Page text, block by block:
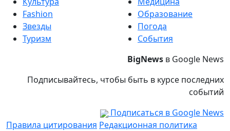
Fashion
Звезды
Туризм
Образование
Погода
События
BigNews в Google News
Подписывайтесь, чтобы быть в курсе последних
событий
Подписаться в Google News
Правила цитирования Редакционная политика